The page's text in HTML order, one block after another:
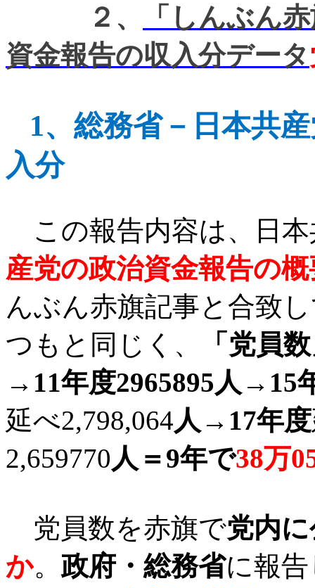
２、
「しんぶん
資金報告の収入分データ
1、 総務省－日本共
入分
この報告内容は、日
産党の政治資金報告の
んぶん赤旗記事と合致
つもと同じく、
「党員
→ 11年度2965895人→ 15
延べ2,798,064人→ 17年度
2,659770人＝9年で38万
党員数を赤旗で党内
か。政府・総務省に報